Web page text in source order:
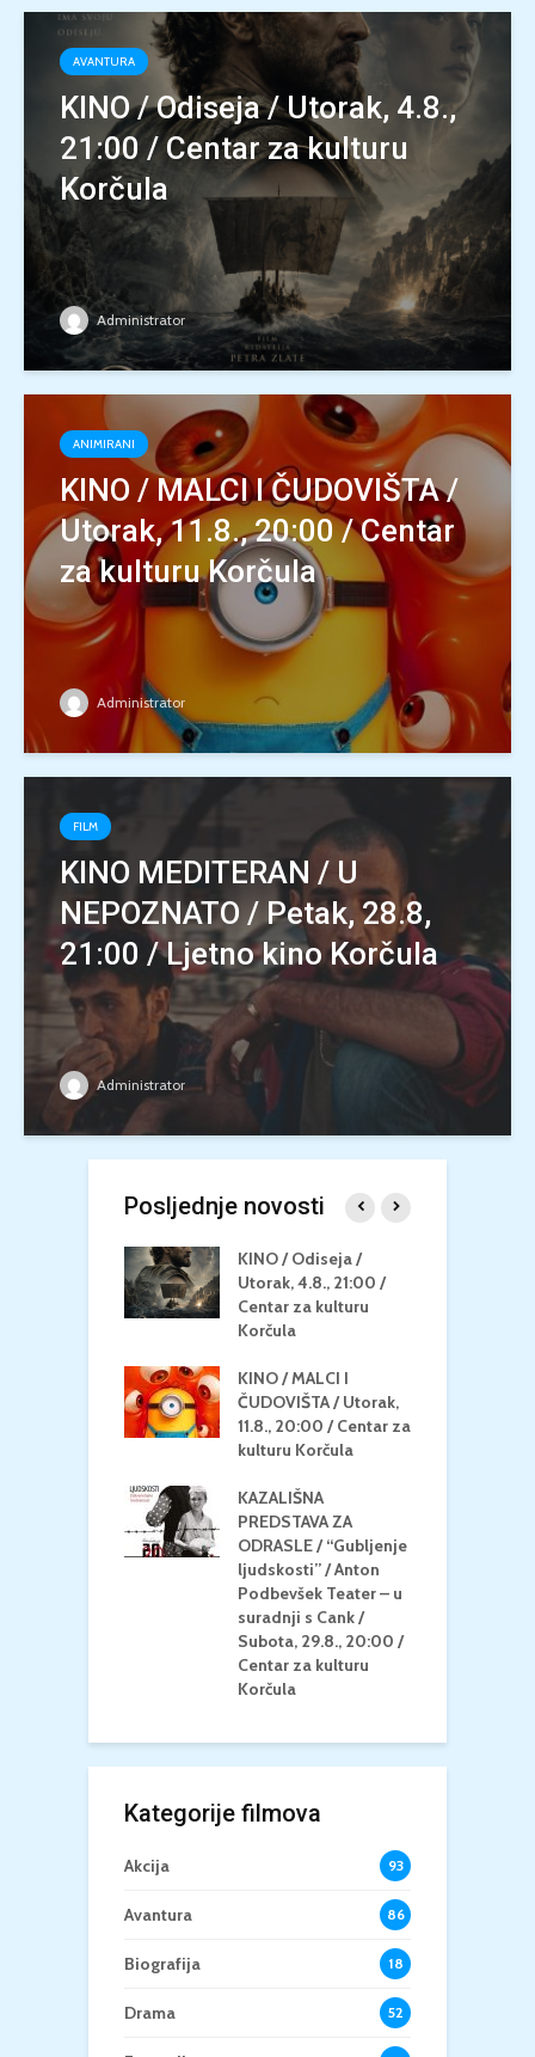
AVANTURA
KINO / Odiseja / Utorak, 4.8.,
21:00 / Centar za kulturu
Korčula
Administrator
ANIMIRANI
KINO / MALCI I ČUDOVIŠTA /
Utorak, 11.8., 20:00 / Centar
za kulturu Korčula
Administrator
FILM
KINO MEDITERAN / U
NEPOZNATO / Petak, 28.8,
21:00 / Ljetno kino Korčula
Administrator
Posljednje novosti
KINO / Odiseja /
Utorak, 4.8., 21:00 /
Centar za kulturu
Korčula
KINO / MALCI I
ČUDOVIŠTA / Utorak,
11.8., 20:00 / Centar za
kulturu Korčula
KAZALIŠNA
PREDSTAVA ZA
ODRASLE / “Gubljenje
ljudskosti” / Anton
Podbevšek Teater – u
suradnji s Cank /
Subota, 29.8., 20:00 /
Centar za kulturu
Korčula
Kategorije filmova
Akcija 93
Avantura 86
Biografija 18
Drama 52